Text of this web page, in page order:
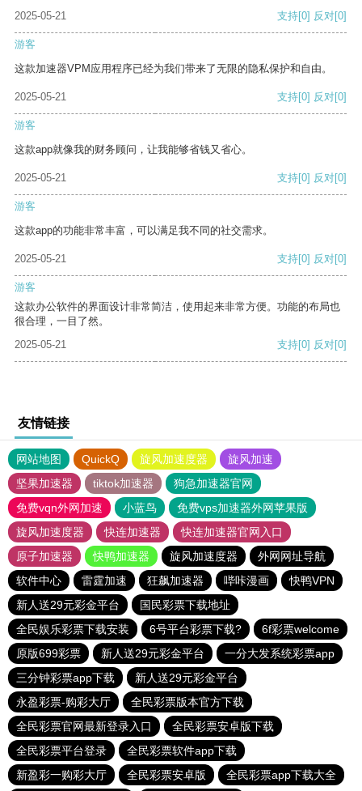
2025-05-21
支持[0] 反对[0]
游客
这款加速器VPM应用程序已经为我们带来了无限的隐私保护和自由。
2025-05-21 支持[0] 反对[0]
游客
这款app就像我的财务顾问，让我能够省钱又省心。
2025-05-21 支持[0] 反对[0]
游客
这款app的功能非常丰富，可以满足我不同的社交需求。
2025-05-21 支持[0] 反对[0]
游客
这款办公软件的界面设计非常简洁，使用起来非常方便。功能的布局也
很合理，一目了然。
2025-05-21
支持[0] 反对[0]
友情链接
网站地图 QuickQ 旋风加速度器
旋风加速
坚果加速器
tiktok加速器
狗急加速器官网
免费vqn外网加速
小蓝鸟
免费vps加速器外网苹果版
旋风加速度器
快连加速器
快连加速器官网入口
原子加速器
快鸭加速器 旋风加速度器
外网网址导航
软件中心
雷霆加速 狂飙加速器 哔咔漫画
快鸭VPN
新人送29元彩金平台
国民彩票下载地址
全民娱乐彩票下载安装
6号平台彩票下载?
6f彩票welcome
原版699彩票
新人送29元彩金平台
一分大发系统彩票app
三分钟彩票app下载
新人送29元彩金平台
永盈彩票-购彩大厅
全民彩票版本官方下载
全民彩票官网最新登录入口
全民彩票安卓版下载
全民彩票平台登录
全民彩票软件app下载
新盈彩一购彩大厅
全民彩票安卓版 全民彩票app下载大全